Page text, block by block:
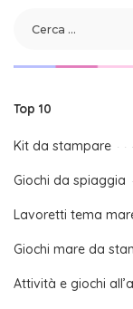
Top 10
Kit da stampare
Giochi da spiaggia
Lavoretti tema
Giochi mare da
Attività e giochi